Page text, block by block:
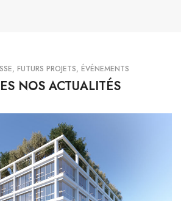
FUTURS PROJETS, ÉVÉNEMENTS
NOS ACTUALITÉS